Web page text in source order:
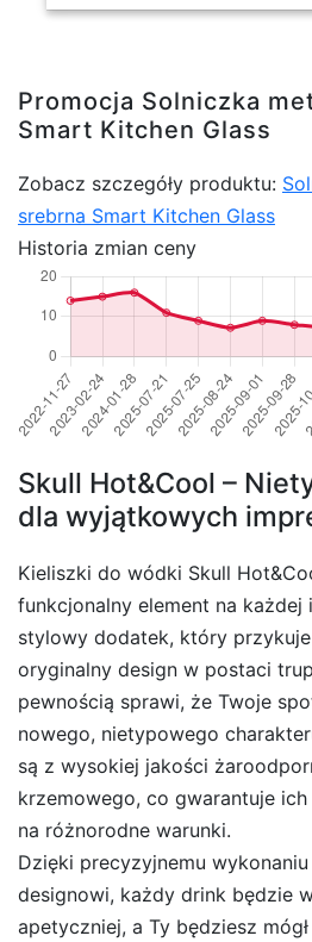
Promocja Solniczka
Smart Kitchen Glass
Zobacz szczegóły produktu:
srebrna Smart Kitchen Glass
Historia zmian ceny
Skull Hot&Cool –
dla wyjątkowych
Kieliszki do wódki Skull
funkcjonalny element na każdej
stylowy dodatek, który
oryginalny design w postaci
pewnością sprawi, że Twoje
nowego, nietypowego
są z wysokiej jakości
krzemowego, co gwarantuje
na różnorodne warunki.
Dzięki precyzyjnemu
designowi, każdy drink będzie
apetyczniej, a Ty będziesz